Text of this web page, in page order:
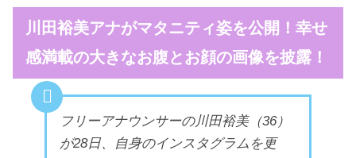
川田裕美アナがマタニティ姿を公開！幸せ
感満載の大きなお腹とお顔の画像を披露！
フリーアナウンサーの川田裕美（36）
が28日、自身のインスタグラムを更